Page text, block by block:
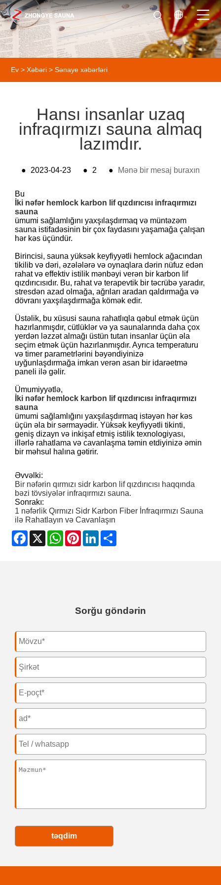
Ev > Xəbəri >Sənaye xəbərləri
Hansı insanlar uzaq
infraqırmızı sauna almaq
lazımdır.
● 2023-04-23 ● 2 ● Mənə bir mesaj buraxın
Bu
İki nəfər hemlock karbon lif qızdırıcısı infraqırmızı
sauna
ümumi sağlamlığını yaxşılaşdırmaq və müntəzəm
sauna istifadəsinin bir çox faydasını yaşamağa çalışan
hər kəs üçündür.
Birincisi, sauna yüksək keyfiyyətli hemlock ağacından
tikilib və dəri, əzələlərə və oynaqlara dərin nüfuz edən
rahat və effektiv istilik mənbəyi verən bir karbon lif
qızdırıcısıdır. Bu, rahat və terapevtik bir təcrübə yaradır,
stresdən azad olmağa, ağrıları aradan qaldırmağa və
dövranı yaxşılaşdırmağa kömək edir.
Üstəlik, bu xüsusi sauna rahatlıqla qəbul etmək üçün
hazırlanmışdır, cütlüklər və ya saunalarında daha çox
yerdən ləzzət almağı üstün tutan insanlar üçün əla
seçim etmək üçün hazırlanmışdır. Ayrıca temperaturu
və timer parametrlərini bəyəndiyinizə
uyğunlaşdırmağa imkan verən asan bir idarəetmə
paneli ilə gəlir.
Ümumiyyətlə,
İki nəfər hemlock karbon lif qızdırıcısı infraqırmızı
sauna
ümumi sağlamlığını yaxşılaşdırmaq istəyən hər kəs
üçün əla bir sərmayədir. Yüksək keyfiyyətli tikinti,
geniş dizayn və inkişaf etmiş istilik texnologiyası,
illərlə rahatlama və cavanlaşma təmin etdiyinizə əmin
bir məhsul halına gətirir.
Əvvəlki:
Bir nəfərin qırmızı sidr karbon lif qızdırıcısı haqqında
bəzi tövsiyələr infraqırmızı sauna.
Sonrakı:
1 nəfərlik Qırmızı Sidr Karbon Fiber İnfraqırmızı Sauna
ilə Rahatlayın və Cavanlaşın
Facebook
X WhatsApp
PinterestLinkedIn
Sorğu göndərin
təqdim